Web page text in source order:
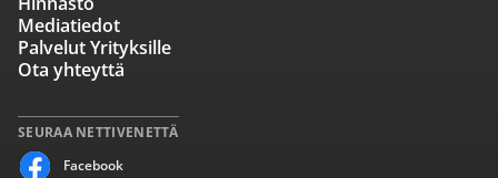
SEURAA NETTIVENETTÄ
Facebook
Mediatiedot
Palvelut Yrityksille
Ota yhteyttä